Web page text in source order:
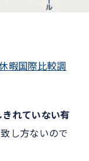
暇国際比較調
れていない有
し方ないので